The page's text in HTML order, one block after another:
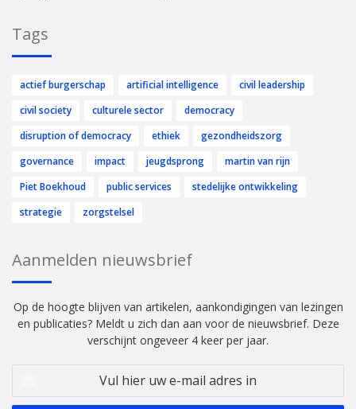
Tags
actief burgerschap artificial intelligence
civil leadership
civil society
culturele sector
democracy
disruption of democracy
ethiek
gezondheidszorg
governance
impact jeugdsprong
martin van rijn
Piet Boekhoud
public services
stedelijke ontwikkeling
strategie
zorgstelsel
Aanmelden nieuwsbrief
Op de hoogte blijven van artikelen, aankondigingen van lezingen
en publicaties? Meldt u zich dan aan voor de nieuwsbrief. Deze
verschijnt ongeveer 4 keer per jaar.